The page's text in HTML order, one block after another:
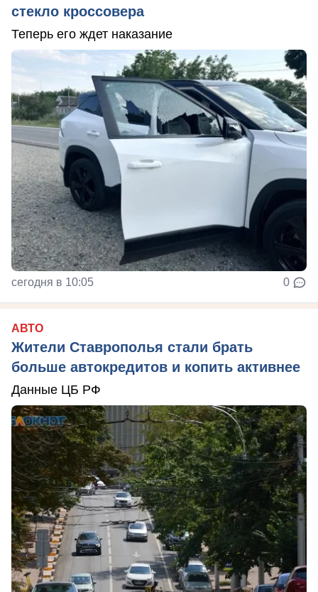
стекло кроссовера
Теперь его ждет наказание
сегодня в 10:05 0
АВТО
Жители Ставрополья стали брать
больше автокредитов и копить активнее
Данные ЦБ РФ